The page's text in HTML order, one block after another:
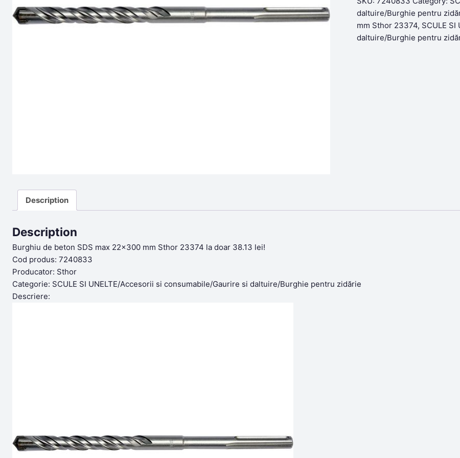
38,13lei. 29,99lei.
daltuire/Burghie pentru
mm Sthor 23374, SCULE
daltuire/Burghie pentru
Description
Description
Burghiu de beton SDS max 22×300 mm Sthor 23374 la doar 38.13 lei!
Cod produs: 7240833
Producator: Sthor
Categorie: SCULE SI UNELTE/Accesorii si consumabile/Gaurire si daltuire/Burghie pentru zidărie
Descriere: